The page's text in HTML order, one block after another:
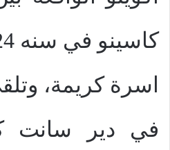
كاسينو في سنه 1224 في
اسرة كريمة،
في دير سانت